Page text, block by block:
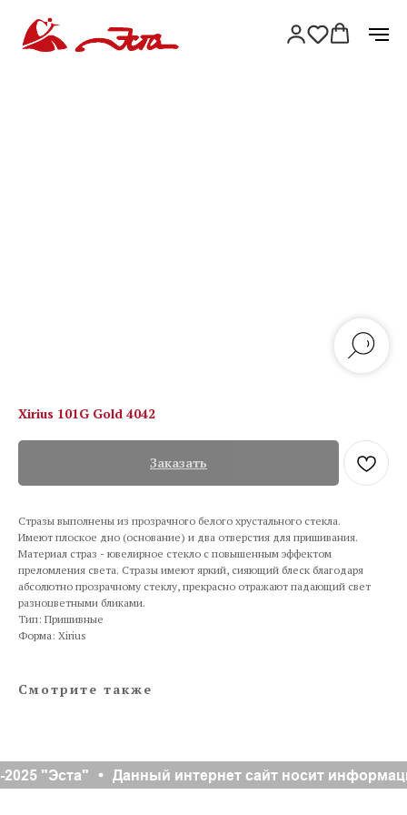
Xirius 101G Gold 4042
Заказать
Стразы выполнены из прозрачного белого хрустального стекла.
Имеют плоское дно (основание) и два отверстия для пришивания.
Материал страз - ювелирное стекло с повышенным эффектом
преломления света. Стразы имеют яркий, сияющий блеск благодаря
абсолютно прозрачному стеклу, прекрасно отражают падающий свет
разноцветными бликами.
Тип: Пришивные
Форма: Xirius
Смотрите также
"Эста" Данный интернет сайт носит